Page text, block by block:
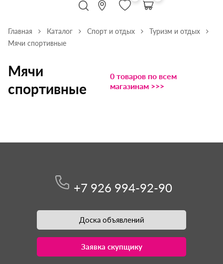
Главная Каталог Спорт и отдых
Туризм и отдых
Мячи спортивные
Мячи
спортивные
0 товаров по всем
магазинам >>>
+7 926 994-92-90
Доска объявлений
Заявка скупщику